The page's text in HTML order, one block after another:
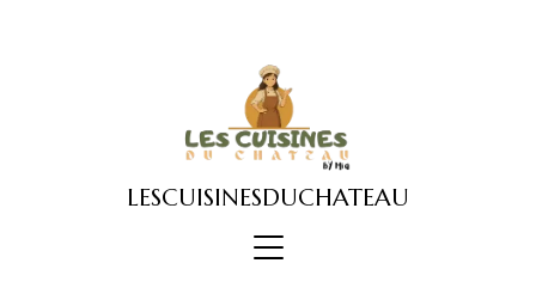
LESCUISINESDUCHATEAU